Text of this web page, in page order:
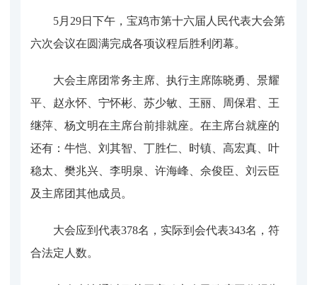
5月29日下午，宝鸡市第十六届人民代表大会第
六次会议在圆满完成各项议程后胜利闭幕。
大会主席团常务主席、执行主席陈晓勇、景耀
平、赵永怀、宁怀彬、苏少敏、王丽、周保君、王
继萍、杨文明在主席台前排就座。在主席台就座的
还有：牛恺、刘其智、丁胜仁、时镇、高宏真、叶
稳太、樊兆兴、李明泉、许海峰、佘俊臣、刘云臣
及主席团其他成员。
大会应到代表378名，实际到会代表343名，符
合法定人数。